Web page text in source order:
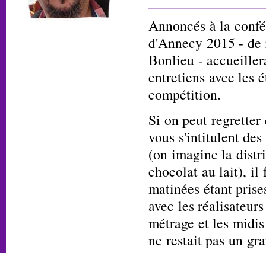
Annoncés à la
d'Annecy 2015 - de
Bonlieu -
entretiens avec les
compétition.
Si on peut regretter
vous s'intitulent des
(on imagine la
chocolat au lait), il
matinées étant
avec les
métrage et les
ne restait pas un